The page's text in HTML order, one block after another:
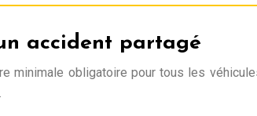
accident partagé
minimale obligatoire pour tous les